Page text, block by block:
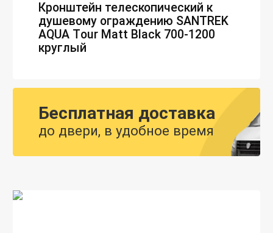
Кронштейн телескопический к
душевому ограждению SANTREK
AQUA Тour Matt Black 700-1200
круглый
Бесплатная доставка
до двери, в удобное время